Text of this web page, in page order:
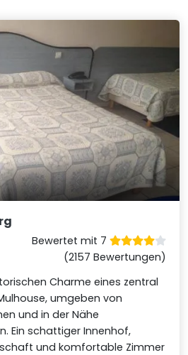
Bewertet mit 7
(2157 Bewertungen)
Charme eines zentral
umgeben von
und in der Nähe
Ein schattiger Innenhof,
und komfortable Zimmer